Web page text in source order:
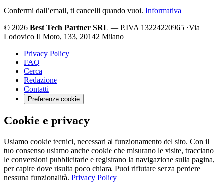
Confermi dall’email, ti cancelli quando vuoi. Informativa
© 2026 Best Tech Partner SRL — P.IVA 13224220965 ·Via
Lodovico Il Moro, 133, 20142 Milano
Privacy Policy
FAQ
Cerca
Redazione
Contatti
Preferenze cookie
Cookie e privacy
Usiamo cookie tecnici, necessari al funzionamento del sito. Con il
tuo consenso usiamo anche cookie che misurano le visite, tracciano
le conversioni pubblicitarie e registrano la navigazione sulla pagina,
per capire dove risulta poco chiara. Puoi rifiutare senza perdere
nessuna funzionalità. Privacy Policy